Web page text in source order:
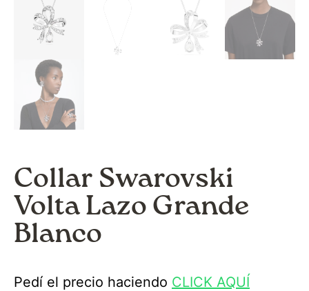
Collar Swarovski
Volta Lazo Grande
Blanco
Pedí el precio haciendo CLICK AQUÍ